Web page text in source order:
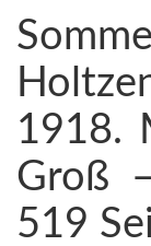
1918.
Groß
519